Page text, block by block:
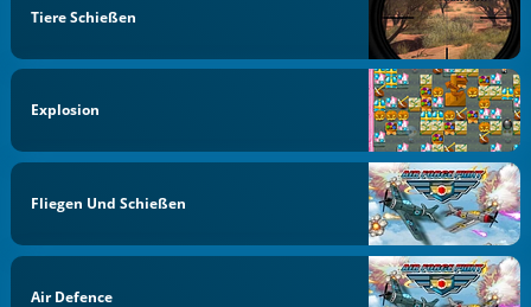
Tiere Schießen
Explosion
Fliegen Und Schießen
Air Defence